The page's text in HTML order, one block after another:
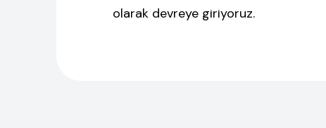
olarak devreye giriyoruz.